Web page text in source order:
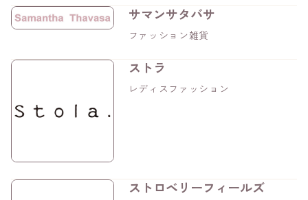
サマンサタバサ
ファッション雑貨
ストラ
レディスファッション
ストロベリーフィールズ